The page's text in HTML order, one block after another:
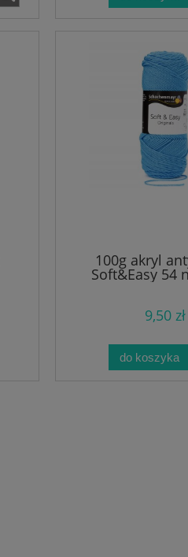
100g akryl
Soft&Easy 54
9,50 zł
do koszyka